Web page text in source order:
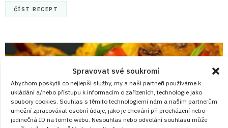
Spravovat své soukromí
Abychom poskytli co nejlepší služby, my a naši partneři používáme k
ukládání a/nebo přístupu k informacím o zařízeních, technologie jako
soubory cookies. Souhlas s těmito technologiemi nám a našim partnerům
umožní zpracovávat osobní údaje, jako je chování při procházení nebo
jedinečná ID na tomto webu. Nesouhlas nebo odvolání souhlasu může
ČÍST RECEPT